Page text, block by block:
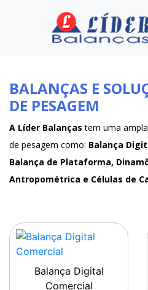
BALANÇAS E
DE PESAGEM
A Líder Balanças tem uma
de pesagem como: Balança
Balança de Plataforma,
Antropométrica e Células de
Balança Digital
Comercial